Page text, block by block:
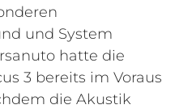
und System
hatte die
3 bereits im Voraus
die Akustik